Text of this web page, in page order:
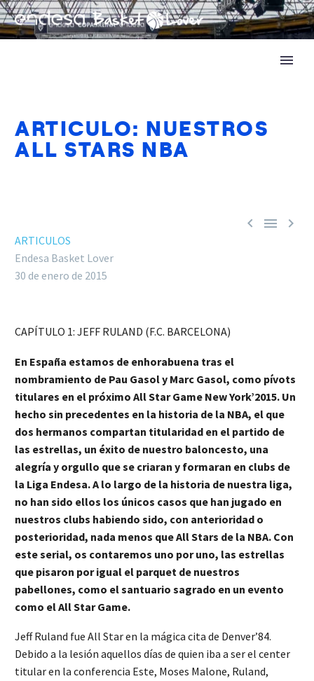
ARTICULO: NUESTROS
ALL STARS NBA
  
ARTICULOS
Endesa Basket Lover
30 de enero de 2015
CAPÍTULO 1: JEFF RULAND (F.C. BARCELONA)
En España estamos de enhorabuena tras el
nombramiento de Pau Gasol y Marc Gasol, como pívots
titulares en el próximo All Star Game New York’2015. Un
hecho sin precedentes en la historia de la NBA, el que
dos hermanos compartan titularidad en el partido de
las estrellas, un éxito de nuestro baloncesto, una
alegría y orgullo que se criaran y formaran en clubs de
la Liga Endesa. A lo largo de la historia de nuestra liga,
no han sido ellos los únicos casos que han jugado en
nuestros clubs habiendo sido, con anterioridad o
posterioridad, nada menos que All Stars de la NBA. Con
este serial, os contaremos uno por uno, las estrellas
que pisaron por igual el parquet de nuestros
pabellones, como el santuario sagrado en un evento
como el All Star Game.
Jeff Ruland fue All Star en la mágica cita de Denver’84.
Debido a la lesión aquellos días de quien iba a ser el center
titular en la conferencia Este, Moses Malone, Ruland,